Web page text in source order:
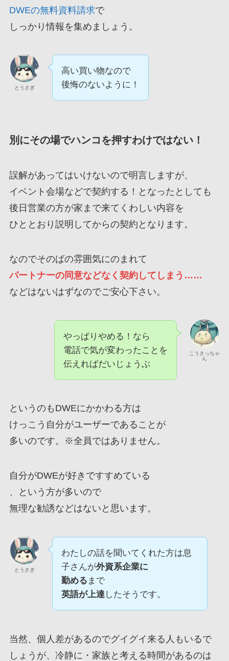
DWEの無料資料請求で
しっかり情報を集めましょう。
とうさぎ
高い買い物なので
後悔のないように！
別にその場でハンコを押すわけではない！
誤解があってはいけないので明言しますが、
イベント会場などで契約する！となったとしても
後日営業の方が家まで来てくわしい内容を
ひととおり説明してからの契約となります。
なのでそのばの雰囲気にのまれて
パートナーの同意などなく契約してしまう……
などはないはずなのでご安心下さい。
こうさっちゃ
ん
やっぱりやめる！なら
電話で気が変わったことを
伝えればだいじょうぶ
というのもDWEにかかわる方は
けっこう自分がユーザーであることが
多いのです。※全員ではありません。
自分がDWEが好きですすめている
、という方が多いので
無理な勧誘などはないと思います。
とうさぎ
わたしの話を聞いてくれた方は息
子さんが外資系企業に
勤める まで
英語が上達したそうです。
当然、個人差があるのでグイグイ来る人もいるで
しょうが、冷静に・家族と考える時間があるのは